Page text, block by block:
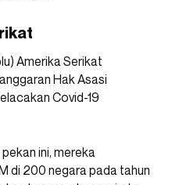
Amerika Serikat
Hak Asasi
Covid-19
ini, mereka
di 200 negara pada tahun